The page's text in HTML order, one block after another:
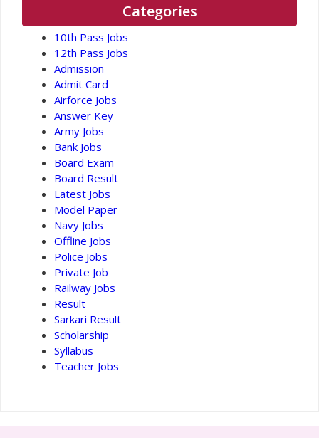
Categories
10th Pass Jobs
12th Pass Jobs
Admission
Admit Card
Airforce Jobs
Answer Key
Army Jobs
Bank Jobs
Board Exam
Board Result
Latest Jobs
Model Paper
Navy Jobs
Offline Jobs
Police Jobs
Private Job
Railway Jobs
Result
Sarkari Result
Scholarship
Syllabus
Teacher Jobs